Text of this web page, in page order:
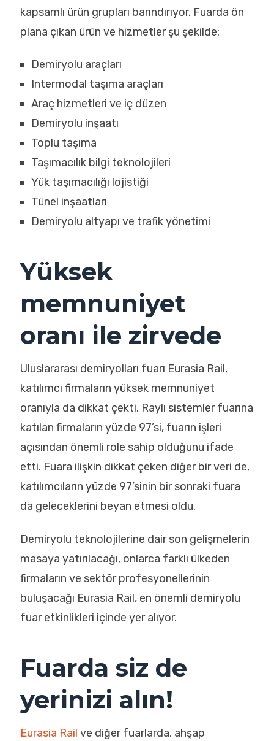
kapsamlı ürün grupları barındırıyor. Fuarda ön
plana çıkan ürün ve hizmetler şu şekilde:
Demiryolu araçları
Intermodal taşıma araçları
Araç hizmetleri ve iç düzen
Demiryolu inşaatı
Toplu taşıma
Taşımacılık bilgi teknolojileri
Yük taşımacılığı lojistiği
Tünel inşaatları
Demiryolu altyapı ve trafik yönetimi
Yüksek
memnuniyet
oranı ile zirvede
Uluslararası demiryolları fuarı Eurasia Rail,
katılımcı firmaların yüksek memnuniyet
oranıyla da dikkat çekti. Raylı sistemler fuarına
katılan firmaların yüzde 97’si, fuarın işleri
açısından önemli role sahip olduğunu ifade
etti. Fuara ilişkin dikkat çeken diğer bir veri de,
katılımcıların yüzde 97’sinin bir sonraki fuara
da geleceklerini beyan etmesi oldu.
Demiryolu teknolojilerine dair son gelişmelerin
masaya yatırılacağı, onlarca farklı ülkeden
firmaların ve sektör profesyonellerinin
buluşacağı Eurasia Rail, en önemli demiryolu
fuar etkinlikleri içinde yer alıyor.
Fuarda siz de
yerinizi alın!
Eurasia Rail ve diğer fuarlarda, ahşap